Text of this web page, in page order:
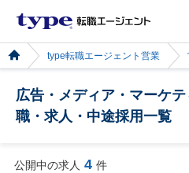
type転職エージェント営業
広告・メディア・マーケ
職・求人・中途採用一覧
公開中の求人 4 件